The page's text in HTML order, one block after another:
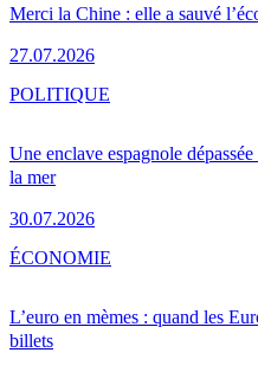
Merci la Chine : elle a sauvé
27.07.2026
Une enclave espagnole
la mer
30.07.2026
POLITIQUE
L’euro en mèmes : quand les
billets
ÉCONOMIE